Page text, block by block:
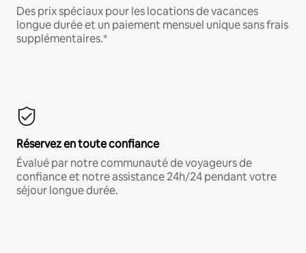
Des prix spéciaux pour les locations de vacances
longue durée et un paiement mensuel unique sans frais
supplémentaires.*
Réservez en toute confiance
Évalué par notre communauté de voyageurs de
confiance et notre assistance 24h/24 pendant votre
séjour longue durée.